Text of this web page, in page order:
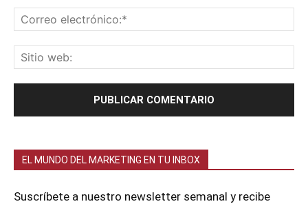
EL MUNDO DEL MARKETING EN TU INBOX
Suscríbete a nuestro newsletter semanal y recibe